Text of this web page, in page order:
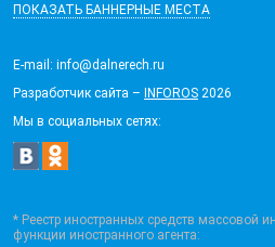
ПОКАЗАТЬ БАННЕРНЫЕ МЕСТА
E-mail: info@dalnerech.ru
Разработчик сайта –
INFOROS 2026
Мы в социальных сетях:
* Реестр иностранных средств
функции иностранного агента: